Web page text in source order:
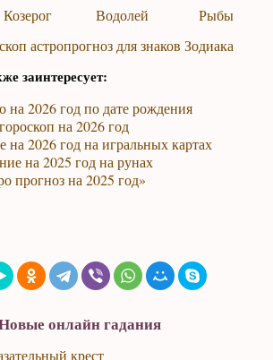
Козерог Водолей
Рыбы
астропрогноз для знаков Зодиака
заинтересует:
на 2026 год по дате рождения
на 2026 год
на 2026 год на игральных картах
на 2025 год на рунах
прогноз на 2025 год»
онлайн гадания
крест